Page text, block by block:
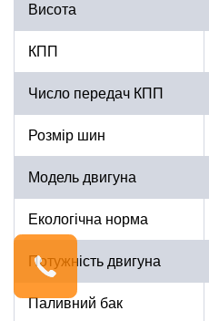
Висота
КПП
Число передач КПП
Розмір шин
Модель двигуна
Екологічна норма
Потужність двигуна
Паливний бак